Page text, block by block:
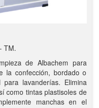
TM.
de Albachem para
la confección, bordado o
lavanderías. Elimina
como tintas plastisoles de
manchas en el